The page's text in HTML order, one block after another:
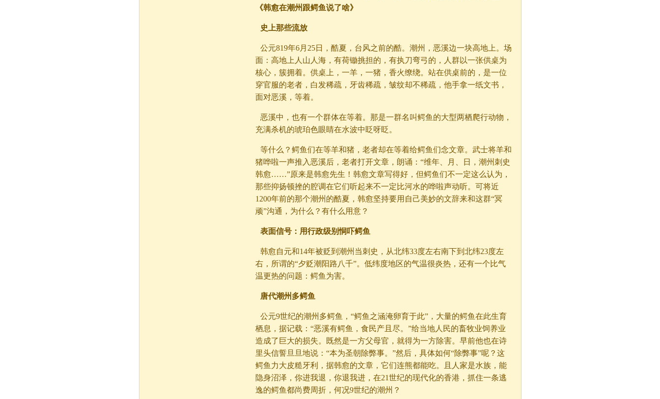
《韩愈在潮州跟鳄鱼说了啥》
史上那些流放
公元819年6月25日，酷夏，台风之前的酷。潮州，恶溪边一块高地上。场
面：高地上人山人海，有荷锄挑担的，有执刀弯弓的，人群以一张供桌为
核心，簇拥着。供桌上，一羊，一猪，香火缭绕。站在供桌前的，是一位
穿官服的老者，白发稀疏，牙齿稀疏，皱纹却不稀疏，他手拿一纸文书，
面对恶溪，等着。
恶溪中，也有一个群体在等着。那是一群名叫鳄鱼的大型两栖爬行动物，
充满杀机的琥珀色眼睛在水波中眨呀眨。
等什么？鳄鱼们在等羊和猪，老者却在等着给鳄鱼们念文章。武士将羊和
猪哗啦一声推入恶溪后，老者打开文章，朗诵：“维年、月、日，潮州刺史
韩愈……”原来是韩愈先生！韩愈文章写得好，但鳄鱼们不一定这么认为，
那些抑扬顿挫的腔调在它们听起来不一定比河水的哗啦声动听。可将近
1200年前的那个潮州的酷夏，韩愈坚持要用自己美妙的文辞来和这群“冥
顽”沟通，为什么？有什么用意？
表面信号：用行政级别恫吓鳄鱼
韩愈自元和14年被贬到潮州当刺史，从北纬33度左右南下到北纬23度左
右，所谓的“夕贬潮阳路八千”。低纬度地区的气温很炎热，还有一个比气
温更热的问题：鳄鱼为害。
唐代潮州多鳄鱼
公元9世纪的潮州多鳄鱼，“鳄鱼之涵淹卵育于此”，大量的鳄鱼在此生育
栖息，据记载：“恶溪有鳄鱼，食民产且尽。”给当地人民的畜牧业饲养业
造成了巨大的损失。既然是一方父母官，就得为一方除害。早前他也在诗
里头信誓旦旦地说：“本为圣朝除弊事。”然后，具体如何“除弊事”呢？这
鳄鱼力大皮糙牙利，据韩愈的文章，它们连熊都能吃。且人家是水族，能
隐身沼泽，你进我退，你退我进，在21世纪的现代化的香港，抓住一条逃
逸的鳄鱼都尚费周折，何况9世纪的潮州？